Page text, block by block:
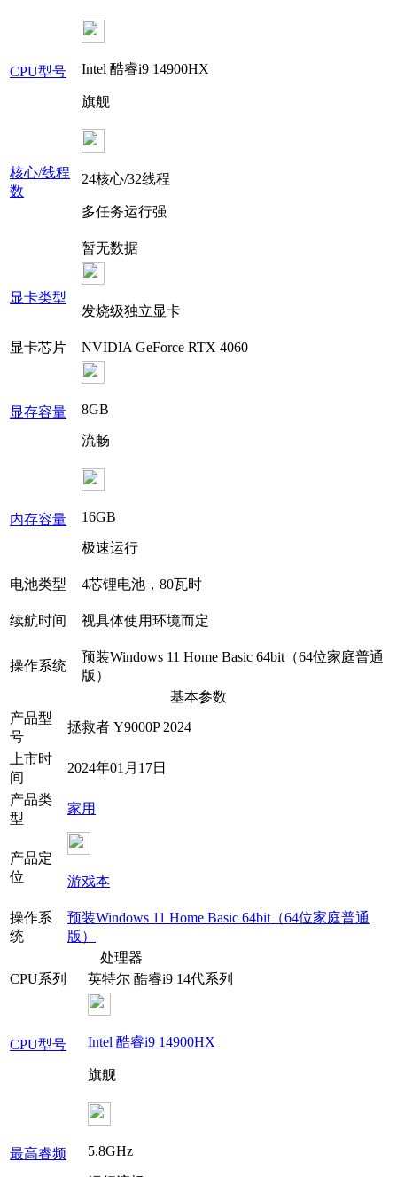
CPU型号 Intel 酷睿i9 14900HX
旗舰
核心/线程
数
24核心/32线程
多任务运行强
暂无数据
显卡类型
发烧级独立显卡
显卡芯片 NVIDIA GeForce RTX 4060
显存容量 8GB
流畅
内存容量 16GB
极速运行
电池类型 4芯锂电池，80瓦时
续航时间 视具体使用环境而定
操作系统
预装Windows 11 Home Basic 64bit（64位家庭普通
版）
基本参数
产品型
号
拯救者 Y9000P 2024
上市时
间
2024年01月17日
产品类
型
家用
产品定
位
游戏本
操作系
统
预装Windows 11 Home Basic 64bit（64位家庭普通
版）
处理器
CPU系列
英特尔 酷睿i9 14代系列
CPU型号 Intel 酷睿i9 14900HX
旗舰
最高睿频 5.8GHz